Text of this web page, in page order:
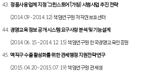
정품사용 업체 지정 ‘그린스토어‘(가칭) 시범사업 추진 전략
(2014. 09 - 2014. 12) 책임연구원 저작권보호센터
경영교육 정보 공개 시스템 요구사항 분석 및 기능설계
(2014. 06. 15 - 2014. 12. 15) 책임연구원 한국경영교육인증원
역직구 수출 활성화를 위한 관세행정 지원전략 연구
(2015. 04. 20 - 2015. 07. 19) 책임연구원 관세청